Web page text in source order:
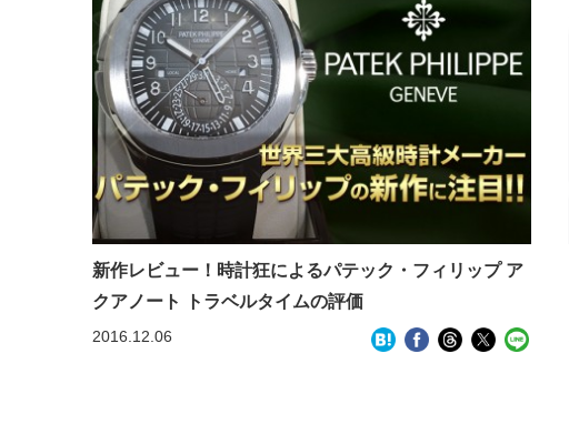
新作レビュー！時計狂によるパテック・フィリップ ア
クアノート トラベルタイムの評価
2016.12.06